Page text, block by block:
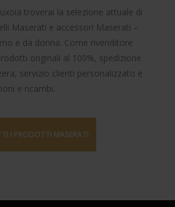
troverai la selezione attuale di
Maserati e accessori Maserati –
e da donna. Come rivenditore
originali al 100%, spedizione
servizio clienti personalizzato e
e ricambi.
I PRODOTTI MASERATI